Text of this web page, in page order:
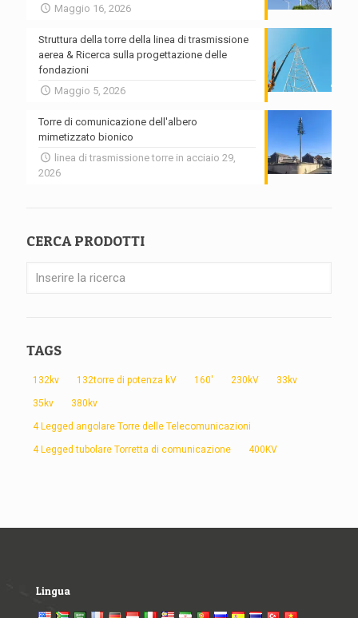
Maggio 16, 2026
Struttura della torre della linea di trasmissione
aerea & Ricerca sulla progettazione delle
fondazioni
Maggio 5, 2026
Torre di comunicazione dell'albero
mimetizzato bionico
linea di trasmissione torre in acciaio 29,
2026
CERCA PRODOTTI
TAGS
132kv 132torre di potenza kV 160' 230kV 33kv
35kv 380kv
4 Legged angolare Torre delle Telecomunicazioni
4 Legged tubolare Torretta di comunicazione 400KV
Lingua